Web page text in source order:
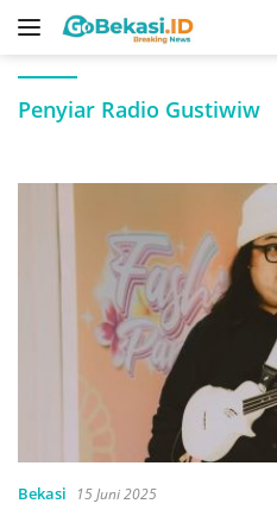
Langsung
Penyiar Radio Gustiwiw
Bekasi 15 Juni 2025